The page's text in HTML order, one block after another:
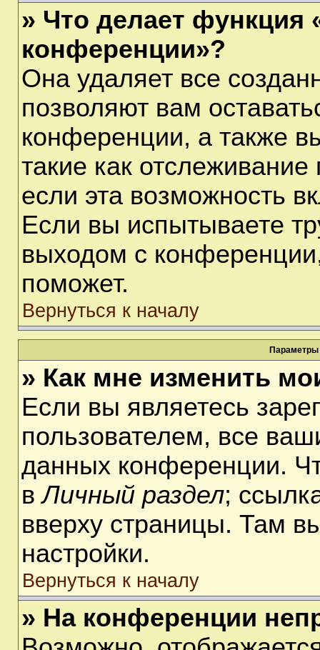
» Что делает функция
конференции»?
Она удаляет все
позволяют вам
конференции, а также
такие как
если эта возможность
Если вы испытываете
выходом с
поможет.
Вернуться к началу
Параметры
» Как мне изменить
Если вы являетесь
пользователем, все
данных конференции.
вЛичный раздел;
вверху страницы. Там
настройки.
Вернуться к началу
» На конференции